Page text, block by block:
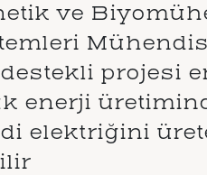
ve
projesi
enerji
elektriğini